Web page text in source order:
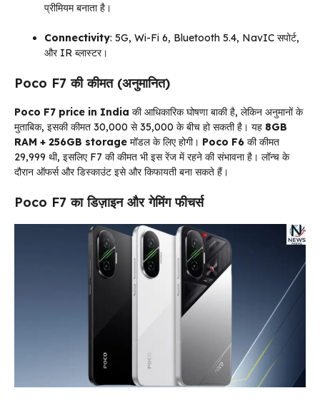
प्रीमियम बनाता है।
Connectivity: 5G, Wi-Fi 6, Bluetooth 5.4, NavIC सपोर्ट,
और IR ब्लास्टर।
Poco F7 की कीमत (अनुमानित)
Poco F7 price in India की आधिकारिक घोषणा बाकी है, लेकिन अनुमानों के
मुताबिक, इसकी कीमत ₹30,000 से ₹35,000 के बीच हो सकती है। यह 8GB
RAM + 256GB storage मॉडल के लिए होगी। Poco F6 की कीमत
₹29,999 थी, इसलिए F7 की कीमत भी इस रेंज में रहने की संभावना है। लॉन्च के
दौरान ऑफर्स और डिस्काउंट इसे और किफायती बना सकते हैं।
Poco F7 का डिज़ाइन और गेमिंग फीचर्स